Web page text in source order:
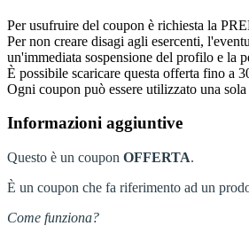
Per usufruire del coupon è richiesta la
Per non creare disagi agli esercenti,
un'immediata sospensione del profilo e la
È possibile scaricare questa offerta fino a
Ogni coupon può essere utilizzato una
Informazioni aggiuntive
Questo è un coupon OFFERTA.
È un coupon che fa riferimento ad un
Come funziona?